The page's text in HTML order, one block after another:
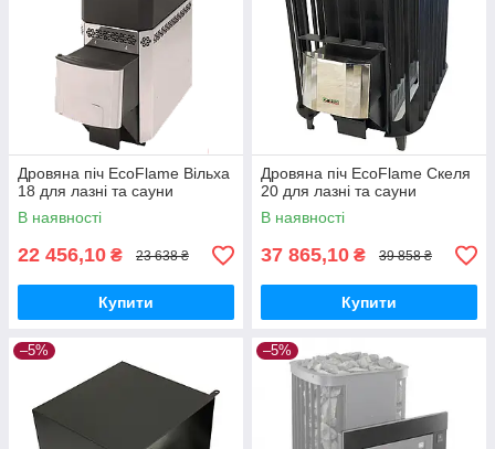
Дровяна піч EcoFlame Вільха
18 для лазні та сауни
В наявності
22 456,10 ₴ 23 638 ₴
Купити
Дровяна піч EcoFlame Скеля
20 для лазні та сауни
В наявності
37 865,10 ₴ 39 858 ₴
Купити
–5% –5%